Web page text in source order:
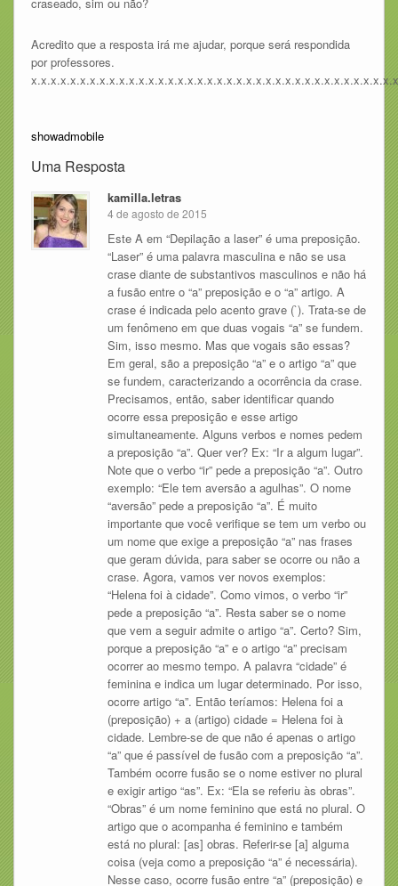
Acredito que a resposta irá me ajudar, porque será respondida
por professores.
showadmobile
Uma Resposta
kamilla.letras
4 de agosto de 2015
Este A em “Depilação a laser” é uma preposição.
“Laser” é uma palavra masculina e não se usa
crase diante de substantivos masculinos e não há
a fusão entre o “a” preposição e o “a” artigo. A
crase é indicada pelo acento grave (`). Trata-se de
um fenômeno em que duas vogais “a” se fundem.
Sim, isso mesmo. Mas que vogais são essas?
Em geral, são a preposição “a” e o artigo “a” que
se fundem, caracterizando a ocorrência da crase.
Precisamos, então, saber identificar quando
ocorre essa preposição e esse artigo
simultaneamente. Alguns verbos e nomes pedem
a preposição “a”. Quer ver? Ex: “Ir a algum lugar”.
Note que o verbo “ir” pede a preposição “a”. Outro
exemplo: “Ele tem aversão a agulhas”. O nome
“aversão” pede a preposição “a”. É muito
importante que você verifique se tem um verbo ou
um nome que exige a preposição “a” nas frases
que geram dúvida, para saber se ocorre ou não a
crase. Agora, vamos ver novos exemplos:
“Helena foi à cidade”. Como vimos, o verbo “ir”
pede a preposição “a”. Resta saber se o nome
que vem a seguir admite o artigo “a”. Certo? Sim,
porque a preposição “a” e o artigo “a” precisam
ocorrer ao mesmo tempo. A palavra “cidade” é
feminina e indica um lugar determinado. Por isso,
ocorre artigo “a”. Então teríamos: Helena foi a
(preposição) + a (artigo) cidade = Helena foi à
cidade. Lembre-se de que não é apenas o artigo
“a” que é passível de fusão com a preposição “a”.
Também ocorre fusão se o nome estiver no plural
e exigir artigo “as”. Ex: “Ela se referiu às obras”.
“Obras” é um nome feminino que está no plural. O
artigo que o acompanha é feminino e também
está no plural: [as] obras. Referir-se [a] alguma
coisa (veja como a preposição “a” é necessária).
Nesse caso, ocorre fusão entre “a” (preposição) e